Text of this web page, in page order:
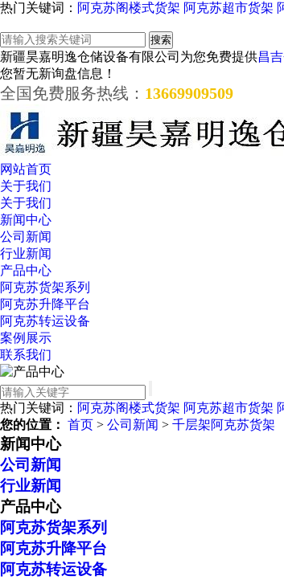
热门关键词： 阿克苏阁楼式货架 阿克苏超市货架
新疆昊嘉明逸仓储设备有限公司为您免费提供昌
您暂无新询盘信息！
全国免费服务热线： 13669909509
网站首页
关于我们
关于我们
新闻中心
公司新闻
行业新闻
产品中心
阿克苏货架系列
阿克苏升降平台
阿克苏转运设备
案例展示
联系我们
热门关键词： 阿克苏阁楼式货架 阿克苏超市货架
您的位置： 首页 > 公司新闻 > 千层架阿克苏货架
新闻中心
公司新闻
行业新闻
产品中心
阿克苏货架系列
阿克苏升降平台
阿克苏转运设备